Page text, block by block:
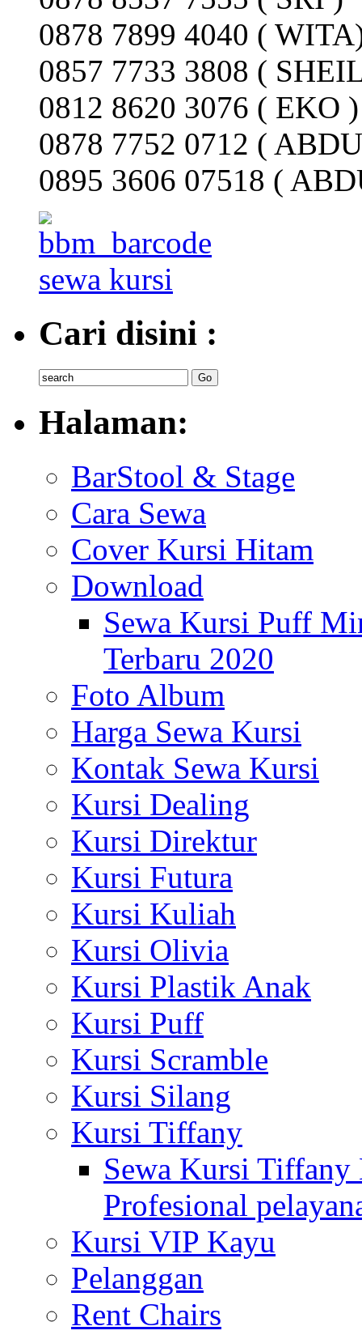
0878 7899 4040 (
0857 7733 3808 (
0812 8620 3076 ( EKO )
0878 7752 0712 (
0895 3606 07518 (
Cari disini :
Halaman:
BarStool & Stage
Cara Sewa
Cover Kursi Hitam
Download
Sewa Kursi Puff
Terbaru 2020
Foto Album
Harga Sewa Kursi
Kontak Sewa Kursi
Kursi Dealing
Kursi Direktur
Kursi Futura
Kursi Kuliah
Kursi Olivia
Kursi Plastik Anak
Kursi Puff
Kursi Scramble
Kursi Silang
Kursi Tiffany
Sewa Kursi Tiffany
Profesional
Kursi VIP Kayu
Pelanggan
Rent Chairs